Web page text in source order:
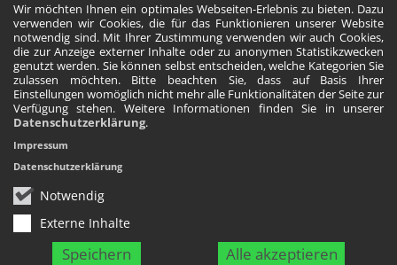
Wir möchten Ihnen ein optimales Webseiten-Erlebnis zu bieten. Dazu
verwenden wir Cookies, die für das Funktionieren unserer Website
notwendig sind. Mit Ihrer Zustimmung verwenden wir auch Cookies,
die zur Anzeige externer Inhalte oder zu anonymen Statistikzwecken
genutzt werden. Sie können selbst entscheiden, welche Kategorien Sie
zulassen möchten. Bitte beachten Sie, dass auf Basis Ihrer
Einstellungen womöglich nicht mehr alle Funktionalitäten der Seite zur
Verfügung stehen. Weitere Informationen finden Sie in unserer
Datenschutzerklärung.
Notwendig
Externe Inhalte
Speichern Alle akzeptieren
Impressum
Datenschutzerklärung